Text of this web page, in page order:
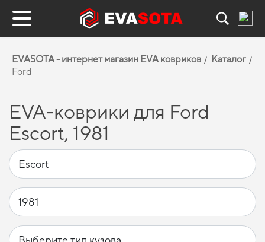
EVASOTA - интернет магазин EVA ковриков
Каталог
Ford
EVA-коврики для Ford
Escort, 1981